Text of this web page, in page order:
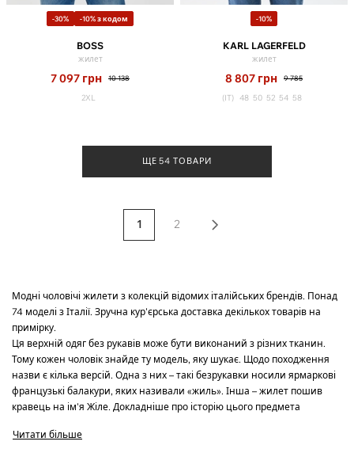
-30% -10% з кодом
BOSS
жилет
7 097 грн 10 138
2XL
-10%
KARL LAGERFELD
жилет
8 807 грн 9 785
(IT) 48 50 52 54 58
ЩЕ 54 ТОВАРИ
1 2
Модні чоловічі жилети з колекцій відомих італійських брендів. Понад
74 моделі з Італії. Зручна кур'єрська доставка декількох товарів на
примірку.
Ця верхній одяг без рукавів може бути виконаний з різних тканин.
Тому кожен чоловік знайде ту модель, яку шукає. Щодо походження
назви є кілька версій. Одна з них – такі безрукавки носили ярмаркові
французькі балакури, яких називали «жиль». Інша – жилет пошив
кравець на ім'я Жіле. Докладніше про історію цього предмета
Читати більше